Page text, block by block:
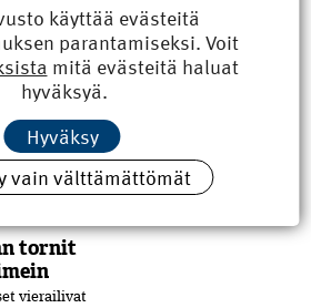
Jaa
artikkeli
tornit
vierailivat
käyttää evästeitä
parantamiseksi. Voit
mitä evästeitä haluat
hyväksyä.
Hyväksy
vain välttämättömät